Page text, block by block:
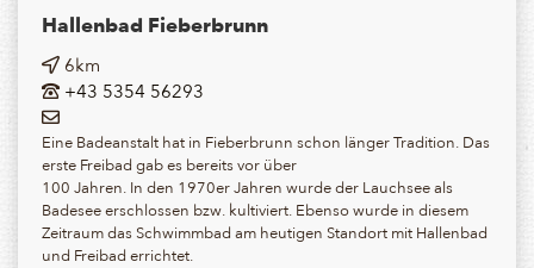
Hallenbad Fieberbrunn
6km
+43 5354 56293
Eine Badeanstalt hat in Fieberbrunn schon länger Tradition. Das
erste Freibad gab es bereits vor über
100 Jahren. In den 1970er Jahren wurde der Lauchsee als
Badesee erschlossen bzw. kultiviert. Ebenso wurde in diesem
Zeitraum das Schwimmbad am heutigen Standort mit Hallenbad
und Freibad errichtet.